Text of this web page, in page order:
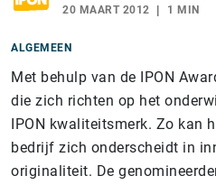
20 MAART 2012 1 MIN
ALGEMEEN
Met behulp van de IPON
die zich richten op het
IPON kwaliteitsmerk. Zo kan
bedrijf zich onderscheidt in
originaliteit. De